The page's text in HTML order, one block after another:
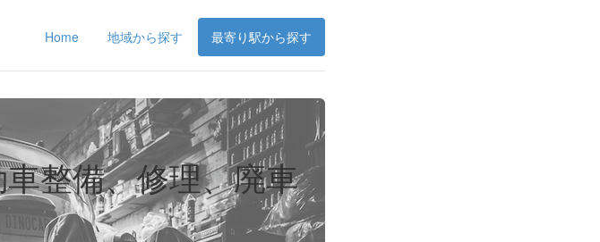
Home 地域から探す 最寄り駅から探す
整備、修理、廃車